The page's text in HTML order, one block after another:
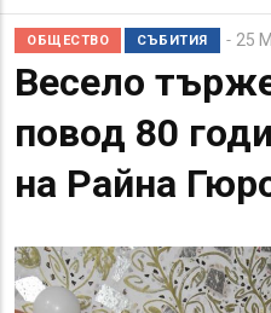
ОБЩЕСТВО СЪБИТИЯ 25
Весело
повод 80
на Райна